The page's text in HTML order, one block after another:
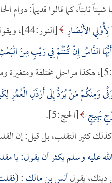
ثابتاً، كما قالوا قديماً: دوام
الأَبْصَارِ [النور:44]، ويقول:
النَّاسُ إِنْ كُنْتُمْ فِي رَيْبٍ مِنَ
مَنْ يُرَدُّ إِلَى أَرْذَلِ الْعُمُرِ
بَهِيجٍ [الحج:5].
كثير التقلب، بل قيل: إن
عليه وسلم يكثر أن يقول: يا